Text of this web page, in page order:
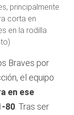
principalmente
corta en
en la rodilla
Braves por
el equipo
en ese
80 . Tras ser